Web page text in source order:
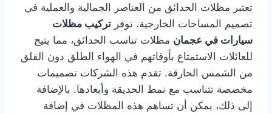
تعتبر مظلات الحدائق من العناصر الجمالية والعملية في
تصميم المساحات الخارجية. توفر تركيب مظلات
سيارات في عجمان مظلات تناسب الحدائق، مما يتيح
للعائلات الاستمتاع بأوقاتهم في الهواء الطلق دون القلق
من الشمس الحارقة. تقدم هذه الشركات تصميمات
مخصصة تتناسب مع نمط الحديقة وأبعادها. بالإضافة
إلى ذلك، يمكن أن تساهم هذه المظلات في إضافة